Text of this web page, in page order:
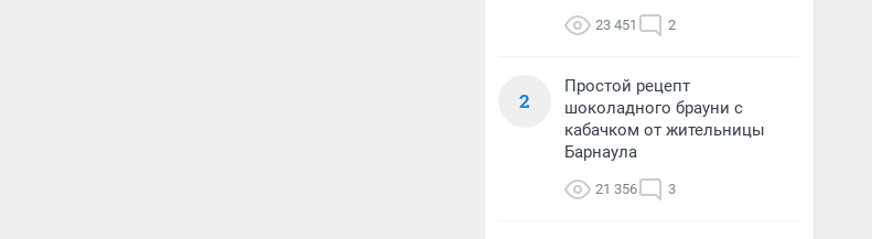
23 451 2
2
Простой рецепт
шоколадного брауни с
кабачком от жительницы
Барнаула
21 356 3